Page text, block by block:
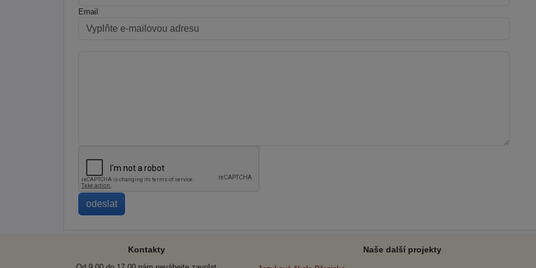
Email
Kontakty Naše další projekty